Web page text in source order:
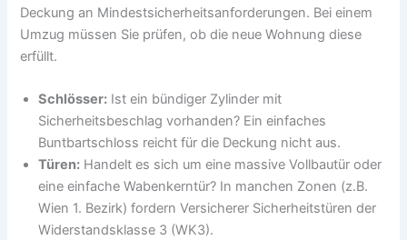
Deckung an Mindestsicherheitsanforderungen. Bei einem
Umzug müssen Sie prüfen, ob die neue Wohnung diese
erfüllt.
Schlösser: Ist ein bündiger Zylinder mit
Sicherheitsbeschlag vorhanden? Ein einfaches
Buntbartschloss reicht für die Deckung nicht aus.
Türen: Handelt es sich um eine massive Vollbautür oder
eine einfache Wabenkerntür? In manchen Zonen (z.B.
Wien 1. Bezirk) fordern Versicherer Sicherheitstüren der
Widerstandsklasse 3 (WK3).